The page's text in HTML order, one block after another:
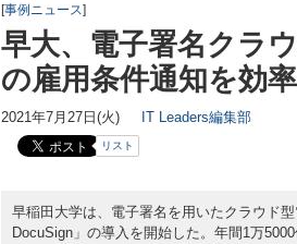
[事例ニュース]
早大、電子署名クラ
の雇用条件通知を効
2021年7月27日(火) IT Leaders編集部
リスト
早稲田大学は、電子署名を用いたクラウド
DocuSign」の導入を開始した。年間1万